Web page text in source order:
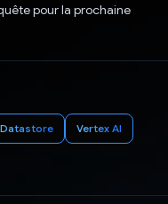
pour la prochaine
Datastore Vertex AI